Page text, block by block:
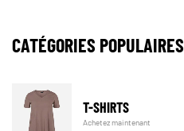
CATÉGORIES POPULAIRES
T-SHIRTS
Achetez maintenant